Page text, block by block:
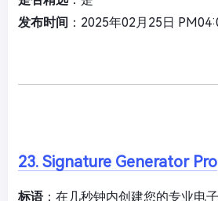
发布时间 ：2025年02月25日
23. Signature Generator Pro
标语：在几秒钟内创建您的专业电